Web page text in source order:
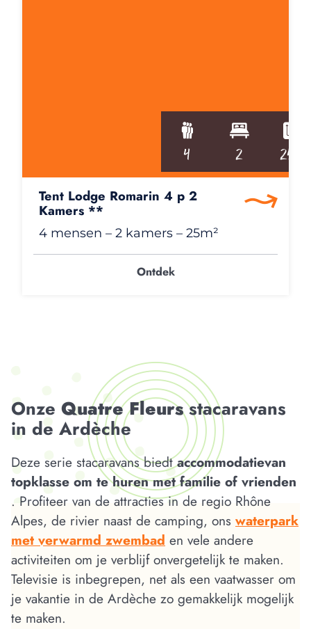
4 2 25m²
Tent Lodge Romarin 4 p 2
Kamers **
4 mensen – 2 kamers – 25m²
Ontdek
Onze Quatre Fleursstacaravans
in de Ardèche
Deze serie stacaravans biedtaccommodatievan
topklasse om te huren met familie of vrienden
. Profiteer van de attracties in de regio Rhône
Alpes, de rivier naast de camping, ons waterpark
met verwarmd zwembad en vele andere
activiteiten om je verblijf onvergetelijk te maken.
Televisie is inbegrepen, net als een vaatwasser om
je vakantie in de Ardèche zo gemakkelijk mogelijk
te maken.